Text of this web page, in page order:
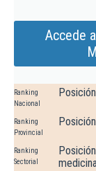
Accede
Ranking
Nacional
Ranking
Provincial
Ranking
Sectorial